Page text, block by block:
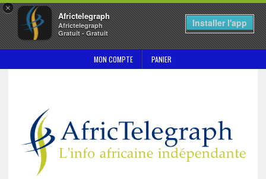
×
Africtelegraph
Africtelegraph
Gratuit - Gratuit
Installer l'app
MON COMPTE PANIER